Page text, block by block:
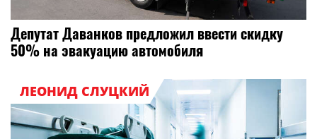
Депутат Даванков предложил ввести скидку
50% на эвакуацию автомобиля
ЛЕОНИД СЛУЦКИЙ